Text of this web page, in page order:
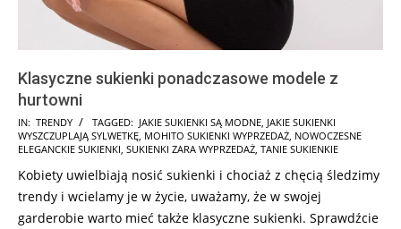
Klasyczne sukienki ponadczasowe modele z
hurtowni
2025-
10-
IN: TRENDY TAGGED: JAKIE SUKIENKI SĄ MODNE JAKIE SUKIENKI
WYSZCZUPLAJĄ SYLWETKĘ MOHITO SUKIENKI WYPRZEDAŻ NOWOCZESNE
ELEGANCKIE SUKIENKI SUKIENKI ZARA WYPRZEDAŻ TANIE SUKIENKIE
Kobiety uwielbiają nosić sukienki i chociaż z chęcią śledzimy
trendy i wcielamy je w życie, uważamy, że w swojej
garderobie warto mieć także klasyczne sukienki. Sprawdźcie